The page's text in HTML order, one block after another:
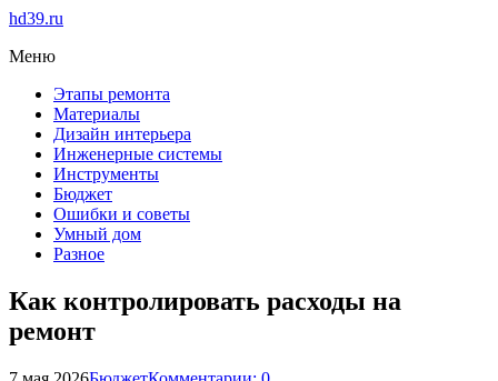
hd39.ru
Меню
Этапы ремонта
Материалы
Дизайн интерьера
Инженерные системы
Инструменты
Бюджет
Ошибки и советы
Умный дом
Разное
Как контролировать расходы на
ремонт